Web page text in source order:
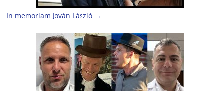
In memoriam Jován László →